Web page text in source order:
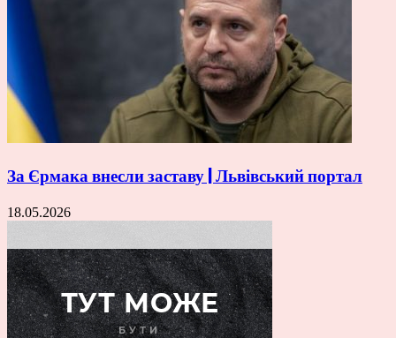
За Єрмака внесли заставу | Львівський портал
18.05.2026